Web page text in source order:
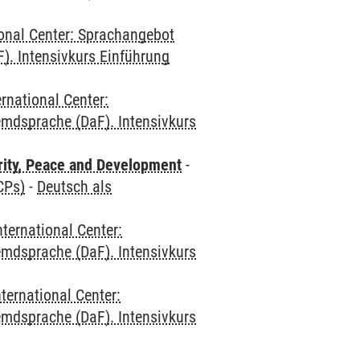
Center: Sprachangebot
Intensivkurs Einführung
Center:
(DaF). Intensivkurs
Peace and Development -
- Deutsch als
Center:
(DaF). Intensivkurs
Center:
(DaF). Intensivkurs